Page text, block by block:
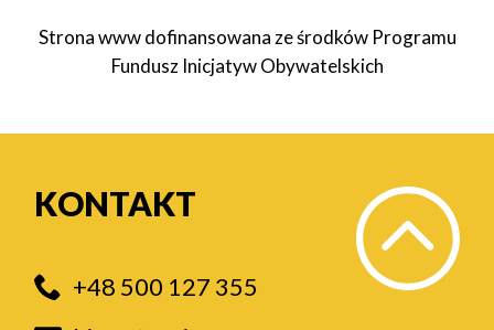
Strona www dofinansowana ze środków Programu
Fundusz Inicjatyw Obywatelskich
KONTAKT
+48 500 127 355